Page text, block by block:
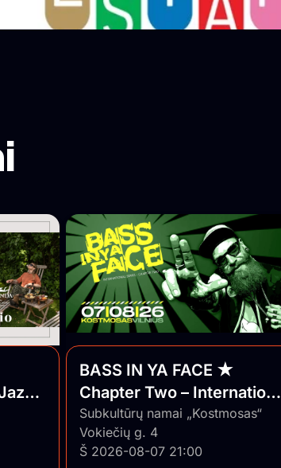
BASS IN YA FACE ★
Chapter Two – International
Series ★ Vilnius/Lithuania
Subkultūrų namai „Kostmosas“
Vokiečių g. 4
Š 2026-08-07 21:00